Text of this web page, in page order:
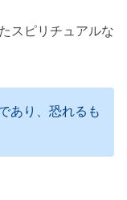
スピリチュアルな
あり、恐れるも